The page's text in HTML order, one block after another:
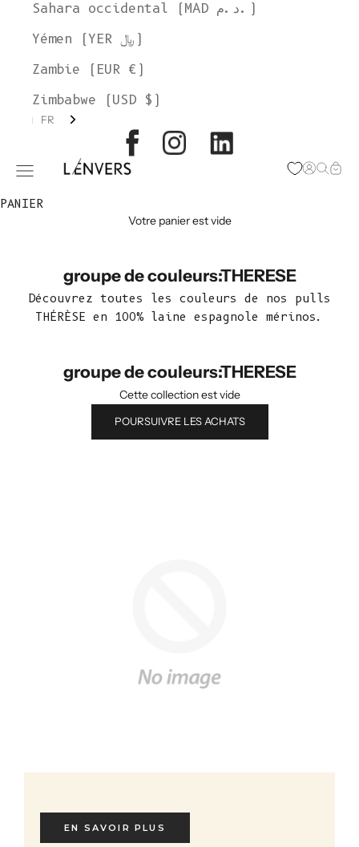
L'ENVERS
Ouvrir le menu de navigation Page
Sahara occidental (MAD د.م.)
Yémen (YER ﷼)
Zambie (EUR €)
Zimbabwe (USD $)
FR
PANIER
Votre panier est vide
groupe de couleurs:THERESE
Découvrez toutes les couleurs de nos pulls
THÉRÈSE en 100% laine espagnole mérinos.
groupe de couleurs:THERESE
Cette collection est vide
POURSUIVRE LES ACHATS
EN SAVOIR PLUS